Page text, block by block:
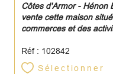
Côtes d'Armor - Hénon
vente cette maison
commerces et des
Réf : 102842
Sélectionner